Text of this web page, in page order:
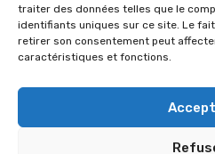
traiter des données telles que le
identifiants uniques sur ce site. Le
retirer son consentement peut
caractéristiques et fonctions.
L'après sinistre simplifié
Des projets de